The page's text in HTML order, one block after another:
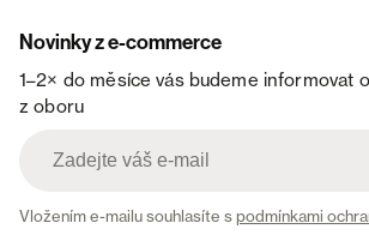
Novinky z e-commerce
1–2× do měsíce vás budeme informovat
z oboru
Vložením e-mailu souhlasíte spodmínkami